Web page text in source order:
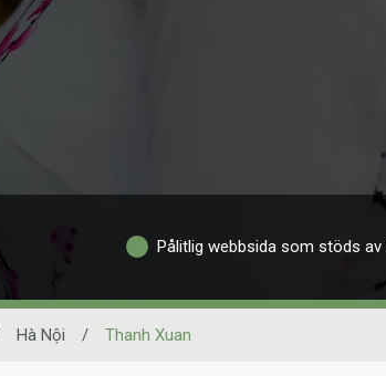
Pålitlig webbsida som stöds av
Hà Nội / Thanh Xuan